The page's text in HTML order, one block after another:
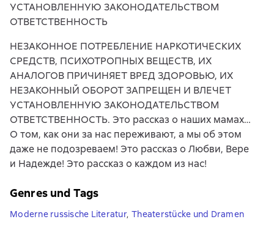
УСТАНОВЛЕННУЮ ЗАКОНОДАТЕЛЬСТВОМ
ОТВЕТСТВЕННОСТЬ
НЕЗАКОННОЕ ПОТРЕБЛЕНИЕ НАРКОТИЧЕСКИХ
СРЕДСТВ, ПСИХОТРОПНЫХ ВЕЩЕСТВ, ИХ
АНАЛОГОВ ПРИЧИНЯЕТ ВРЕД ЗДОРОВЬЮ, ИХ
НЕЗАКОННЫЙ ОБОРОТ ЗАПРЕЩЕН И ВЛЕЧЕТ
УСТАНОВЛЕННУЮ ЗАКОНОДАТЕЛЬСТВОМ
ОТВЕТСТВЕННОСТЬ. Это рассказ о наших мамах…
О том, как они за нас переживают, а мы об этом
даже не подозреваем! Это рассказ о Любви, Вере
и Надежде! Это рассказ о каждом из нас!
Genres und Tags
Moderne russische Literatur, Theaterstücke und Dramen